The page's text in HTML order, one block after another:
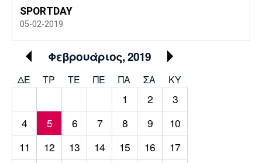
SPORTDAY
05-02-2019
Φεβρουάριος, 2019
ΔΕ ΤΡ TΕ ΠΕ ΠΑ ΣΑ ΚΥ
1 2
3
4
5 6 7 8 9
10
11
12 13 14 15 16
17